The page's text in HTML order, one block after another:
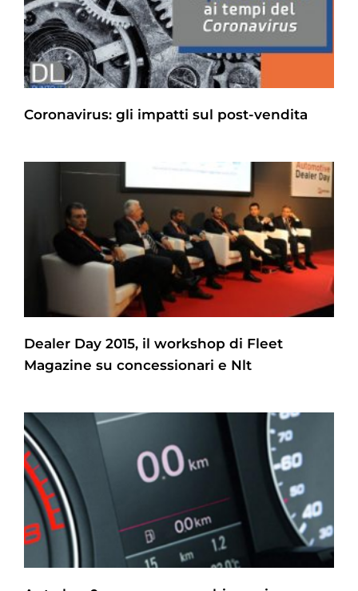
Coronavirus: gli impatti sul post-vendita
Dealer Day 2015, il workshop di Fleet
Magazine su concessionari e Nlt